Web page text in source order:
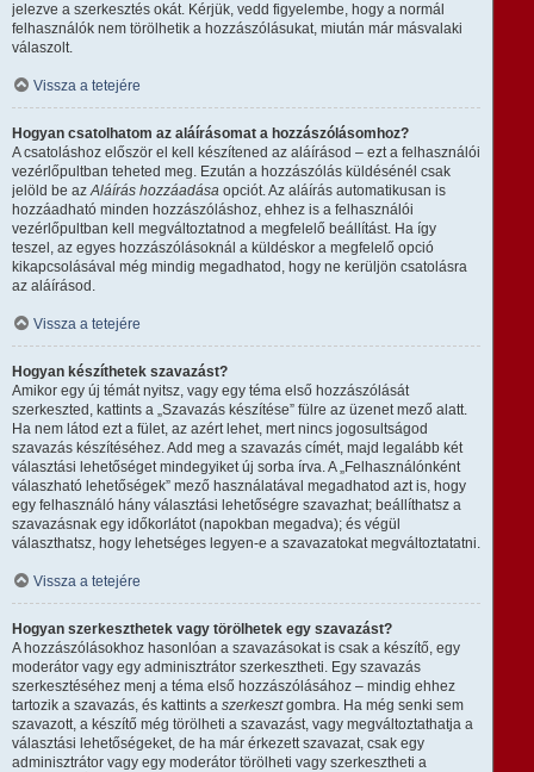
jelezve a szerkesztés okát. Kérjük, vedd figyelembe, hogy a normál
felhasználók nem törölhetik a hozzászólásukat, miután már másvalaki
válaszolt.
Vissza a tetejére
Hogyan csatolhatom az aláírásomat a hozzászólásomhoz?
A csatoláshoz először el kell készítened az aláírásod – ezt a felhasználói
vezérlőpultban teheted meg. Ezután a hozzászólás küldésénél csak
jelöld be azAláírás hozzáadása opciót. Az aláírás automatikusan is
hozzáadható minden hozzászóláshoz, ehhez is a felhasználói
vezérlőpultban kell megváltoztatnod a megfelelő beállítást. Ha így
teszel, az egyes hozzászólásoknál a küldéskor a megfelelő opció
kikapcsolásával még mindig megadhatod, hogy ne kerüljön csatolásra
az aláírásod.
Vissza a tetejére
Hogyan készíthetek szavazást?
Amikor egy új témát nyitsz, vagy egy téma első hozzászólását
szerkeszted, kattints a „Szavazás készítése” fülre az üzenet mező alatt.
Ha nem látod ezt a fület, az azért lehet, mert nincs jogosultságod
szavazás készítéséhez. Add meg a szavazás címét, majd legalább két
választási lehetőséget mindegyiket új sorba írva. A „Felhasználónként
válaszható lehetőségek” mező használatával megadhatod azt is, hogy
egy felhasználó hány választási lehetőségre szavazhat; beállíthatsz a
szavazásnak egy időkorlátot (napokban megadva); és végül
választhatsz, hogy lehetséges legyen-e a szavazatokat megváltoztatatni.
Vissza a tetejére
Hogyan szerkeszthetek vagy törölhetek egy szavazást?
A hozzászólásokhoz hasonlóan a szavazásokat is csak a készítő, egy
moderátor vagy egy adminisztrátor szerkesztheti. Egy szavazás
szerkesztéséhez menj a téma első hozzászólásához – mindig ehhez
tartozik a szavazás, és kattints a szerkesztgombra. Ha még senki sem
szavazott, a készítő még törölheti a szavazást, vagy megváltoztathatja a
választási lehetőségeket, de ha már érkezett szavazat, csak egy
adminisztrátor vagy egy moderátor törölheti vagy szerkesztheti a